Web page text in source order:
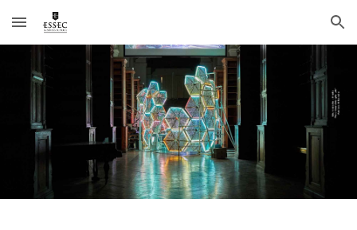
Skip to main content Skip to navigation